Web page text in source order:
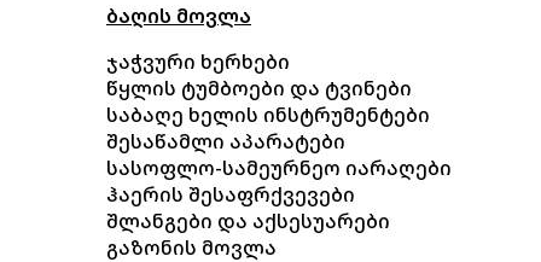
ბაღის მოვლა
ჯაჭვური ხერხები
წყლის ტუმბოები და ტვინები
საბაღე ხელის ინსტრუმენტები
შესაწამლი აპარატები
სასოფლო-სამეურნეო იარაღები
ჰაერის შესაფრქვევები
შლანგები და აქსესუარები
გაზონის მოვლა